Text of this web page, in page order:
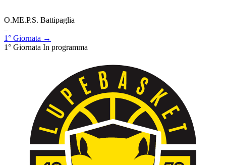
O.ME.P.S. Battipaglia
–
1° Giornata →
1° Giornata In programma